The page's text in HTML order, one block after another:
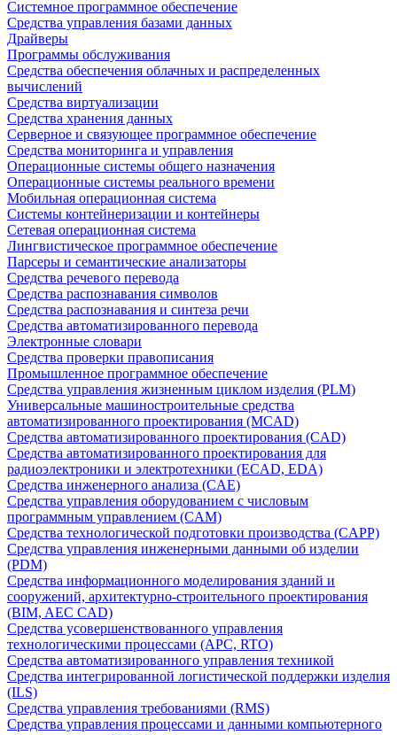
Системное программное обеспечение
Средства управления базами данных
Драйверы
Программы обслуживания
Средства обеспечения облачных и распределенных
вычислений
Средства виртуализации
Средства хранения данных
Серверное и связующее программное обеспечение
Средства мониторинга и управления
Операционные системы общего назначения
Операционные системы реального времени
Мобильная операционная система
Системы контейнеризации и контейнеры
Сетевая операционная система
Лингвистическое программное обеспечение
Парсеры и семантические анализаторы
Средства речевого перевода
Средства распознавания символов
Средства распознавания и синтеза речи
Средства автоматизированного перевода
Электронные словари
Средства проверки правописания
Промышленное программное обеспечение
Средства управления жизненным циклом изделия (PLM)
Универсальные машиностроительные средства
автоматизированного проектирования (MCAD)
Средства автоматизированного проектирования (CAD)
Средства автоматизированного проектирования для
радиоэлектроники и электротехники (ECAD, EDA)
Средства инженерного анализа (CAE)
Средства управления оборудованием с числовым
программным управлением (CAM)
Средства технологической подготовки производства (CAPP)
Средства управления инженерными данными об изделии
(PDM)
Средства информационного моделирования зданий и
сооружений, архитектурно-строительного проектирования
(BIM, AEC CAD)
Средства усовершенствованного управления
технологическими процессами (APC, RTO)
Средства автоматизированного управления техникой
Средства интегрированной логистической поддержки изделия
(ILS)
Средства управления требованиями (RMS)
Средства управления процессами и данными компьютерного